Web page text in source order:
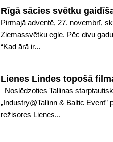
Rīgā sācies svētku
Pirmajā adventē, 27. novembrī,
Ziemassvētku egle. Pēc divu
“Kad ārā ir...
Lienes Lindes topošā
Noslēdzoties Tallinas
„Industry@Tallinn & Baltic
režisores Lienes...